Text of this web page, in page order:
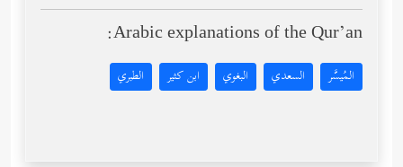
Arabic explanations of the Qur’an:
المُيسَّر السعدي البغوي ابن كثير الطبري